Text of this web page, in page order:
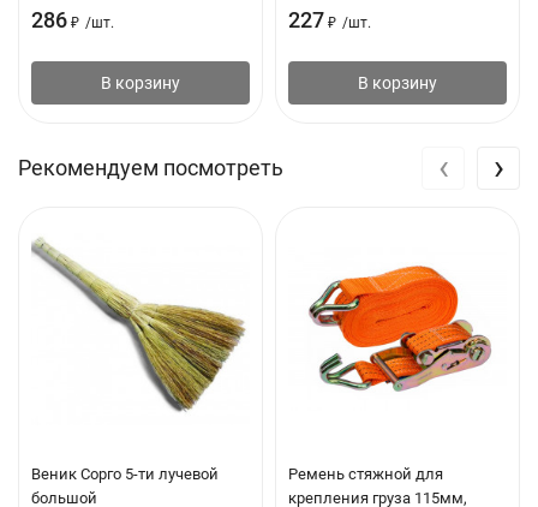
286 ₽ /шт.
В корзину
227 ₽ /шт.
В корзину
Рекомендуем посмотреть
Веник Сорго 5-ти лучевой
большой
Ремень стяжной для
крепления груза 115мм,
‹ ›